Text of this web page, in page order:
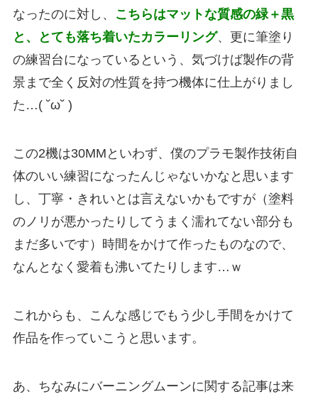
なったのに対し、
こちらはマットな質感の緑＋黒
と、とても落ち着いたカラーリング、更に筆塗り
の練習台になっているという、気づけば製作の背
景まで全く反対の性質を持つ機体に仕上がりまし
た…( ˘ω˘ )
この2機は30MMといわず、僕のプラモ製作技術自
体のいい練習になったんじゃないかなと思います
し、丁寧・きれいとは言えないかもですが（塗料
のノリが悪かったりしてうまく濡れてない部分も
まだ多いです）時間をかけて作ったものなので、
なんとなく愛着も沸いてたりします…ｗ
これからも、こんな感じでもう少し手間をかけて
作品を作っていこうと思います。
あ、ちなみにバーニングムーンに関する記事は来